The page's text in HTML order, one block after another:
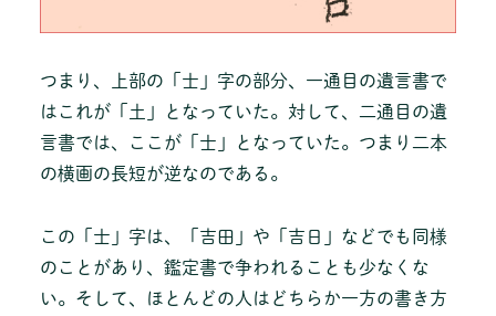
つまり、上部の「士」字の部分、一通目の遺言書で
はこれが「土」となっていた。対して、二通目の遺
言書では、ここが「士」となっていた。つまり二本
の横画の長短が逆なのである。
この「士」字は、「吉田」や「吉日」などでも同様
のことがあり、鑑定書で争われることも少なくな
い。そして、ほとんどの人はどちらか一方の書き方